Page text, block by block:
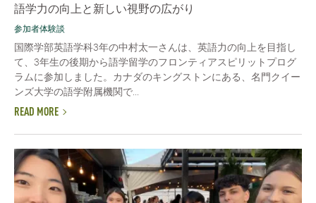
語学力の向上と新しい視野の広がり
参加者体験談
国際学部英語学科3年の中村太一さんは、英語力の向上を目指し
て、3年生の後期から語学留学のフロンティアスピリットプログ
ラムに参加しました。カナダのキングストンにある、名門クイー
ンズ大学の語学附属機関で...
READ MORE